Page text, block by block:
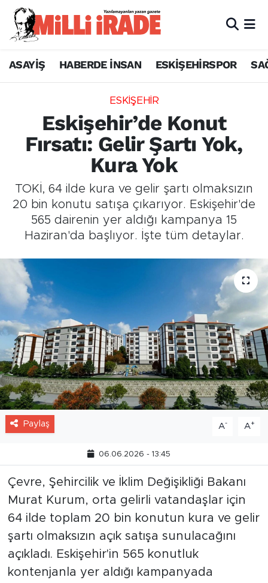
ASAYİŞ HABERDE İNSAN ESKİŞEHİRSPOR
ESKİŞEHİR
Eskişehir’de Konut
Fırsatı: Gelir Şartı Yok,
Kura Yok
TOKİ, 64 ilde kura ve gelir şartı olmaksızın
20 bin konutu satışa çıkarıyor. Eskişehir'de
565 dairenin yer aldığı kampanya 15
Haziran'da başlıyor. İşte tüm detaylar.
Paylaş A- A+
06.06.2026 - 13:45
Çevre, Şehircilik ve İklim Değişikliği Bakanı
Murat Kurum, orta gelirli vatandaşlar için
64 ilde toplam 20 bin konutun kura ve gelir
şartı olmaksızın açık satışa sunulacağını
açıkladı. Eskişehir'in 565 konutluk
kontenjanla yer aldığı kampanyada